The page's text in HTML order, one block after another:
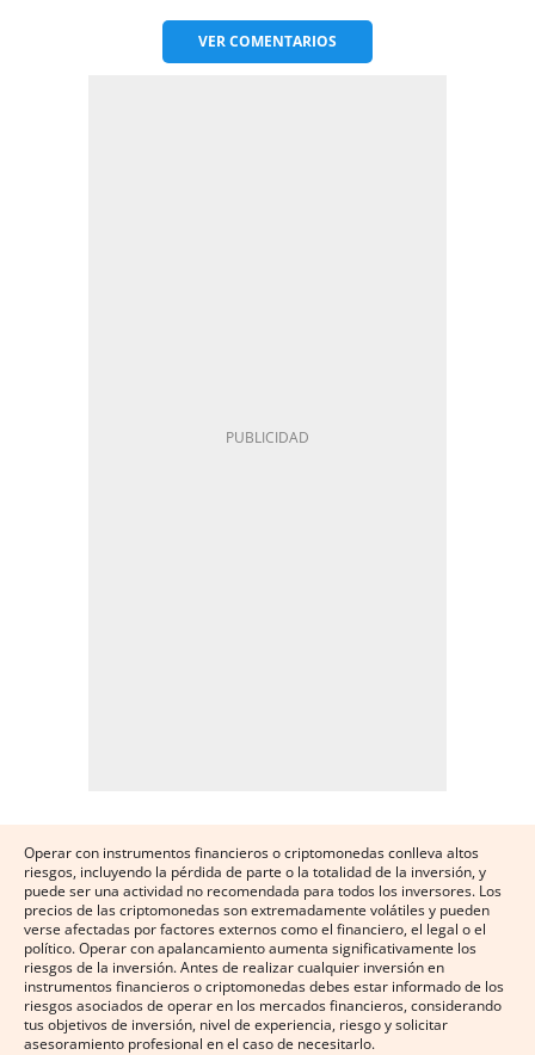
VERCOMENTARIOS
Operar con instrumentos financieros o criptomonedas conlleva altos
riesgos, incluyendo la pérdida de parte o la totalidad de la inversión, y
puede ser una actividad no recomendada para todos los inversores. Los
precios de las criptomonedas son extremadamente volátiles y pueden
verse afectadas por factores externos como el financiero, el legal o el
político. Operar con apalancamiento aumenta significativamente los
riesgos de la inversión. Antes de realizar cualquier inversión en
instrumentos financieros o criptomonedas debes estar informado de los
riesgos asociados de operar en los mercados financieros, considerando
tus objetivos de inversión, nivel de experiencia, riesgo y solicitar
asesoramiento profesional en el caso de necesitarlo.